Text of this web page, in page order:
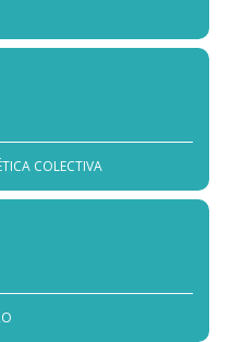
COLECTIVA